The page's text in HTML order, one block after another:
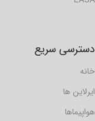
دسترسی سریع
خانه
ایرلاین ها
هواپیماها